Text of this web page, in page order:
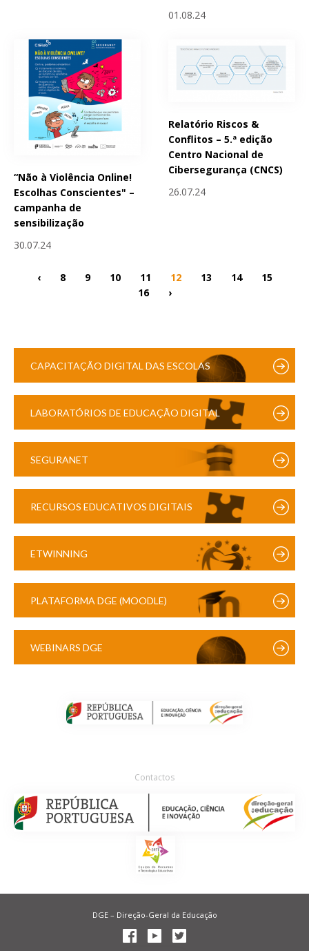
01.08.24
“Não à Violência Online!
Escolhas Conscientes" –
campanha de
sensibilização
30.07.24
Relatório Riscos &
Conflitos – 5.ª edição
Centro Nacional de
Cibersegurança (CNCS)
26.07.24
‹ 8 9 10 11 12 13 14
15
16
›
CAPACITAÇÃO DIGITAL DAS ESCOLAS
LABORATÓRIOS DE EDUCAÇÃO DIGITAL
SEGURANET
RECURSOS EDUCATIVOS DIGITAIS
ETWINNING
PLATAFORMA DGE (MOODLE)
WEBINARS DGE
Contactos
DGE – Direção-Geral da Educação